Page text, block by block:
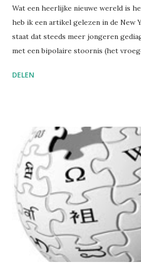
Wat een heerlijke nieuwe wereld is
heb ik een artikel gelezen in de New
staat dat steeds meer jongeren
met een bipolaire stoornis (het
met 1994 werd de diagnose in de
stilzitten, maar in feite getroffen
aandoening ADHD. Nu hoeven we
gaan onder de last van jengelende
pubers. Het was wel te denken dat
en dat melodramatisch gedrag van al
gestoorde jongeren eigenlijk
Foei foei, Moedertje Natuur, daar
bal misgeslagen. Het is de moderne
uiteindelijk heeft moeten ingrijpen,
DELEN